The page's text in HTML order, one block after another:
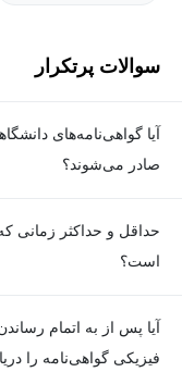
سوالات پرتکرار
آیا گواهی‌نامه‌های
صادر می‌شوند؟
حداقل و حداکثر زمانی
است؟
آیا پس از به اتمام
فیزیکی گواهی‌نامه را